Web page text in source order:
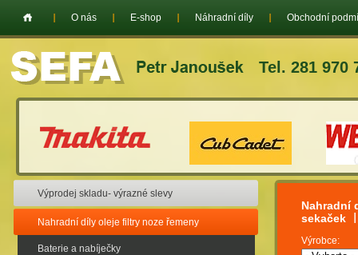
Tel. 281 970
O nás E-shop Náhradní díly Obchodní
Výprodej skladu- výrazné slevy
Nahradní díly oleje filtry noze řemeny
Baterie a nabíječky
Nahradní
sekaček
Výrobce: